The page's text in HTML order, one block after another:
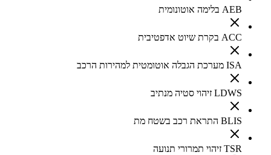
AEB בלימה אוטונומית
ACC בקרת שיוט אדפטיבית
ISA מערכת הגבלה אוטומטית למהירות הרכב
LDWS זיהוי סטיה מנתיב
BLIS התראת רכב בשטח מת
TSR זיהוי תמרורי תנועה